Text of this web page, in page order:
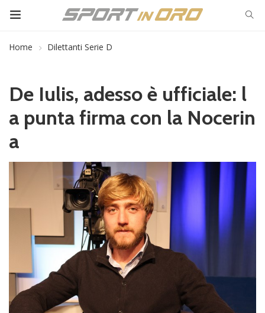
Home Dilettanti Serie D
De Iulis, adesso è ufficiale: l
a punta firma con la Nocerin
a